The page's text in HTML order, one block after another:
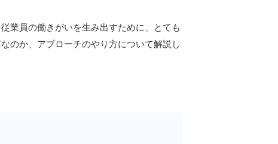
業員の働きがいを生み出すために、とても
のか、アプローチのやり方について解説し